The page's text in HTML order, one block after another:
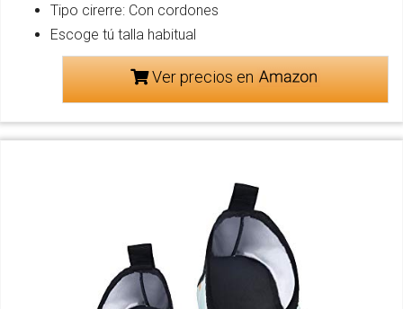
Tipo cirerre: Con cordones
Escoge tú talla habitual
Ver precios en